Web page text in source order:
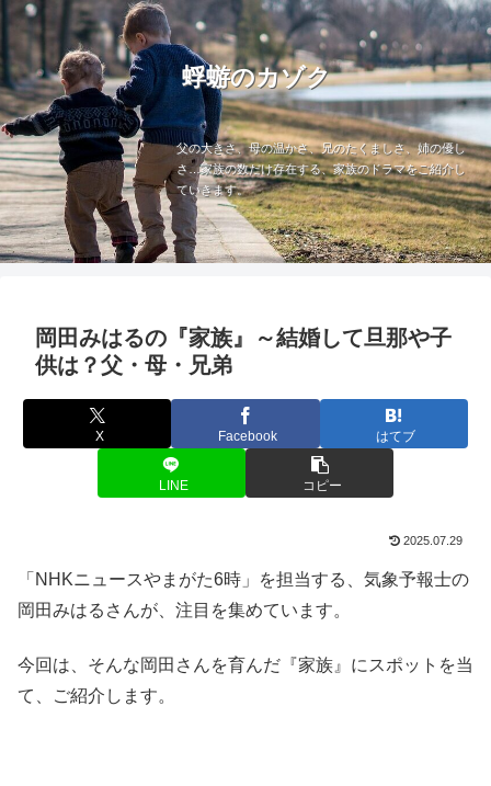
蜉蝣のカゾク
父の大きさ、母の温かさ、兄のたくましさ、姉の優し
さ…家族の数だけ存在する、家族のドラマをご紹介し
ていきます。
岡田みはるの『家族』～結婚して旦那や子
供は？父・母・兄弟
X Facebook はてブ
LINE コピー
2025.07.29
「NHKニュースやまがた6時」を担当する、気象予報士の
岡田みはるさんが、注目を集めています。
今回は、そんな岡田さんを育んだ『家族』にスポットを当
て、ご紹介します。